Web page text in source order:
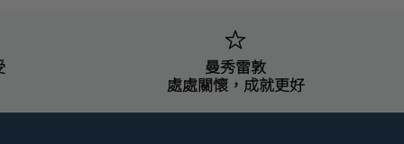
曼秀雷敦
處處關懷，成就更好